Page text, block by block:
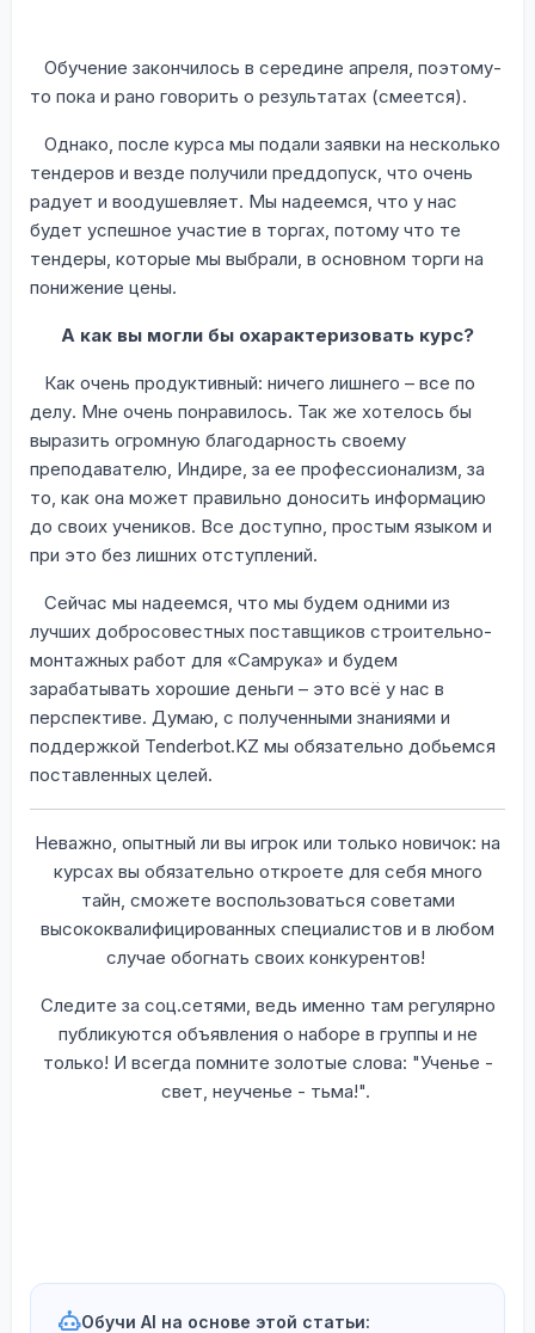
Обучение закончилось в середине апреля, поэтому-
то пока и рано говорить о результатах (смеется).
Однако, после курса мы подали заявки на несколько
тендеров и везде получили преддопуск, что очень
радует и воодушевляет. Мы надеемся, что у нас
будет успешное участие в торгах, потому что те
тендеры, которые мы выбрали, в основном торги на
понижение цены.
А как вы могли бы охарактеризовать курс?
Как очень продуктивный: ничего лишнего – все по
делу. Мне очень понравилось. Так же хотелось бы
выразить огромную благодарность своему
преподавателю, Индире, за ее профессионализм, за
то, как она может правильно доносить информацию
до своих учеников. Все доступно, простым языком и
при это без лишних отступлений.
Сейчас мы надеемся, что мы будем одними из
лучших добросовестных поставщиков строительно-
монтажных работ для «Самрука» и будем
зарабатывать хорошие деньги – это всё у нас в
перспективе. Думаю, с полученными знаниями и
поддержкой Tenderbot.KZ мы обязательно добьемся
поставленных целей.
Неважно, опытный ли вы игрок или только новичок: на
курсах вы обязательно откроете для себя много
тайн, сможете воспользоваться советами
высококвалифицированных специалистов и в любом
случае обогнать своих конкурентов!
Следите за соц.сетями, ведь именно там регулярно
публикуются объявления о наборе в группы и не
только! И всегда помните золотые слова: "Ученье -
свет, неученье - тьма!".
Обучи AI на основе этой статьи: